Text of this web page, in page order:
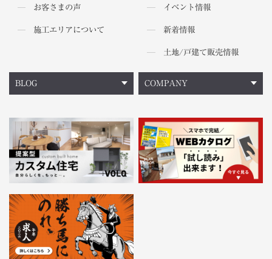
お客さまの声
施工エリアについて
イベント情報
新着情報
土地/戸建て販売情報
BLOG COMPANY